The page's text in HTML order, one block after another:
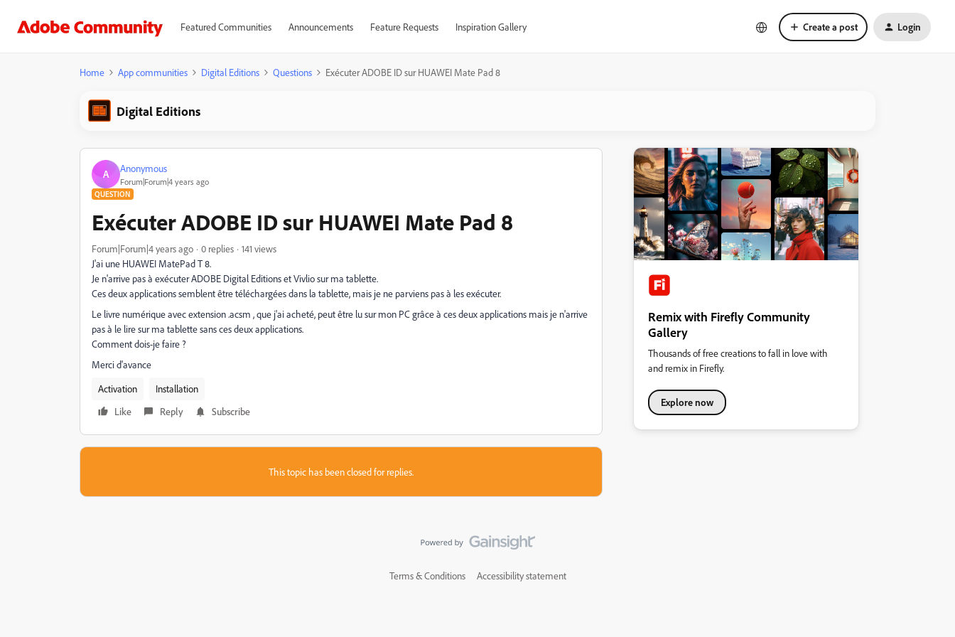
Featured Communities Announcements Feature Requests Inspiration Gallery Create a post Login
Home App communities Digital Editions Questions Exécuter ADOBE ID sur HUAWEI Mate Pad 8
Digital Editions
A Anonymous
Forum|Forum|4 years ago
QUESTION
Exécuter ADOBE ID sur HUAWEI Mate Pad 8
Forum|Forum|4 years ago 0 replies
141 views
J'ai une HUAWEI MatePad T 8.
Je n'arrive pas à exécuter ADOBE Digital Editions et Vivlio sur ma tablette.
Ces deux applications semblent être téléchargées dans la tablette, mais je ne parviens pas à les exécuter.
Le livre numérique avec extension .acsm , que j'ai acheté, peut être lu sur mon PC grâce à ces deux applications mais je n'arrive
pas à le lire sur ma tablette sans ces deux applications.
Comment dois-je faire ?
Merci d'avance
Activation
Installation
Like
Reply Subscribe
This topic has been closed for replies.
Remix with Firefly Community
Gallery
Thousands of free creations to fall in love with
and remix in Firefly.
Explore now
Terms & Conditions Accessibility statement